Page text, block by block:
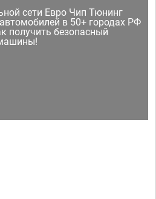
сети Евро Чип Тюнинг
в 50+ городах РФ
получить безопасный